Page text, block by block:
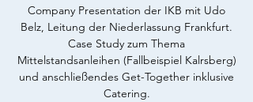
Company Presentation der IKB mit Udo
Belz, Leitung der Niederlassung Frankfurt.
Case Study zum Thema
Mittelstandsanleihen (Fallbeispiel Kalrsberg)
und anschließendes Get-Together inklusive
Catering.